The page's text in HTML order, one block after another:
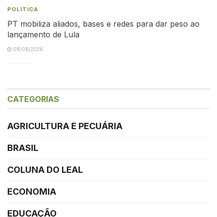
POLÍTICA
PT mobiliza aliados, bases e redes para dar peso ao
lançamento de Lula
08/08/2026
CATEGORIAS
AGRICULTURA E PECUÁRIA
BRASIL
COLUNA DO LEAL
ECONOMIA
EDUCAÇÃO